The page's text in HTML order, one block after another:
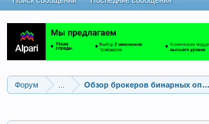
Форум Обзор брокеров бинарных